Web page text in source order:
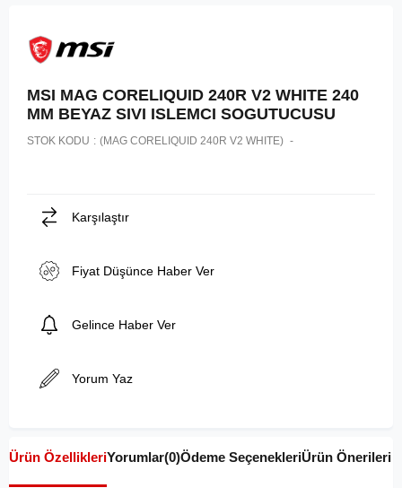
MSI MAG CORELIQUID 240R V2 WHITE 240
MM BEYAZ SIVI ISLEMCI SOGUTUCUSU
STOK KODU (MAG CORELIQUID 240R V2 WHITE)
Karşılaştır
Fiyat Düşünce Haber Ver
Gelince Haber Ver
Yorum Yaz
Ürün ÖzellikleriYorumlar(0)Ödeme SeçenekleriÜrün Önerileri